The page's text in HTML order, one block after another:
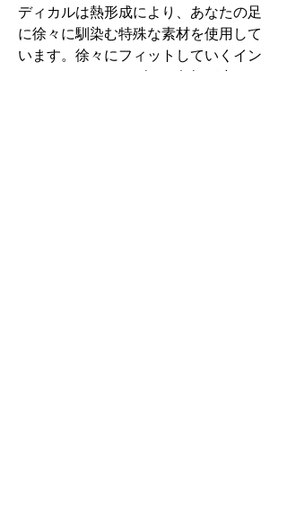
ディカルは熱形成により、あなたの足
に徐々に馴染む特殊な素材を使用して
います。徐々にフィットしていくイン